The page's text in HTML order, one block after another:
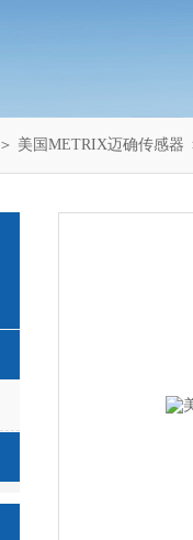
＞ 美国METRIX迈确传感器